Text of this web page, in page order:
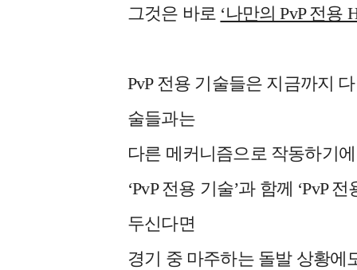
그것은 바로 ‘나만의 PvP 전용
PvP 전용 기술들은 지금까지
술들과는
다른 메커니즘으로 작동하기
‘PvP 전용 기술’과 함께 ‘PvP
두신다면
경기 중 마주하는 돌발 상황에